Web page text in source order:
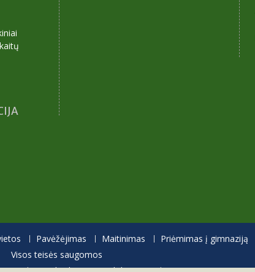
Pavėžėjimas Maitinimas
Priėmimas į gimnaziją
Visos teisės saugomos